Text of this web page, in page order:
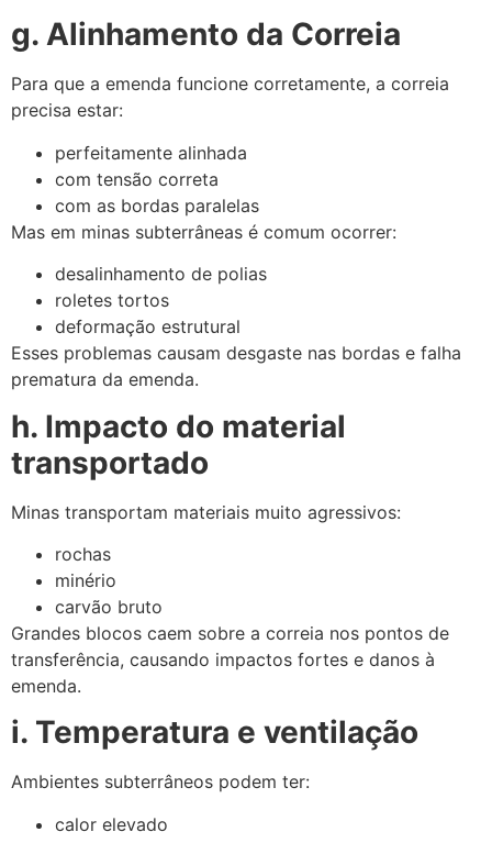
g. Alinhamento da Correia
Para que a emenda funcione corretamente, a correia
precisa estar:
perfeitamente alinhada
com tensão correta
com as bordas paralelas
Mas em minas subterrâneas é comum ocorrer:
desalinhamento de polias
roletes tortos
deformação estrutural
Esses problemas causam desgaste nas bordas e falha
prematura da emenda.
h. Impacto do material
transportado
Minas transportam materiais muito agressivos:
rochas
minério
carvão bruto
Grandes blocos caem sobre a correia nos pontos de
transferência, causando impactos fortes e danos à
emenda.
i. Temperatura e ventilação
Ambientes subterrâneos podem ter:
calor elevado